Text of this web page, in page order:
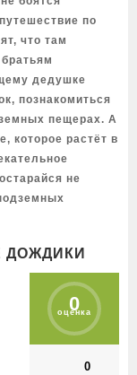
по
что там
дедушке
познакомиться
пещерах. А
которое растёт в
не
ДОЖДИКИ
0
оценка
0